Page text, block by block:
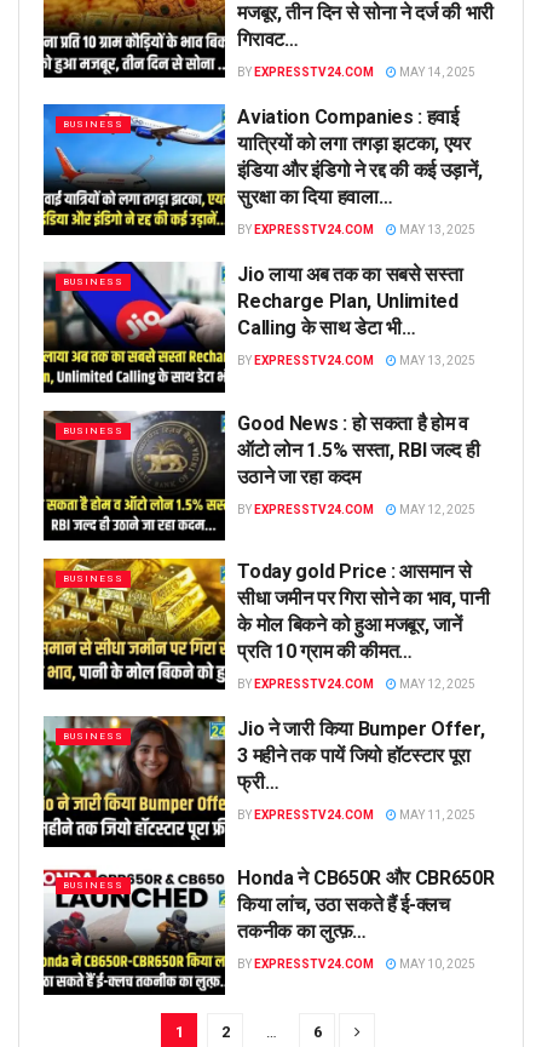
मजबूर, तीन दिन से सोना ने दर्ज की भारी
गिरावट…
BY EXPRESSTV24.COM MAY 14, 2025
BUSINESS
Aviation Companies : हवाई
यात्रियों को लगा तगड़ा झटका, एयर
इंडिया और इंडिगो ने रद्द की कई उड़ानें,
सुरक्षा का दिया हवाला…
BY EXPRESSTV24.COM MAY 13, 2025
BUSINESS
Jio लाया अब तक का सबसे सस्ता
Recharge Plan, Unlimited
Calling के साथ डेटा भी…
BY EXPRESSTV24.COM MAY 13, 2025
BUSINESS
Good News : हो सकता है होम व
ऑटो लोन 1.5% सस्ता, RBI जल्द ही
उठाने जा रहा कदम
BY EXPRESSTV24.COM MAY 12, 2025
BUSINESS
Today gold Price : आसमान से
सीधा जमीन पर गिरा सोने का भाव, पानी
के मोल बिकने को हुआ मजबूर, जानें
प्रति 10 ग्राम की कीमत…
BY EXPRESSTV24.COM MAY 12, 2025
BUSINESS
Jio ने जारी किया Bumper Offer,
3 महीने तक पायें जियो हॉटस्टार पूरा
फ्री…
BY EXPRESSTV24.COM MAY 11, 2025
BUSINESS
Honda ने CB650R और CBR650R
किया लांच, उठा सकते हैं ई-क्लच
तकनीक का लुत्फ़…
BY EXPRESSTV24.COM MAY 10, 2025
1 2 … 6